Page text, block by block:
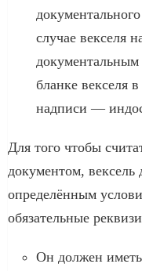
случае векселя
бланке векселя
надписи —
Для того чтобы
документом, вексель
определённым
обязательные
Он должен